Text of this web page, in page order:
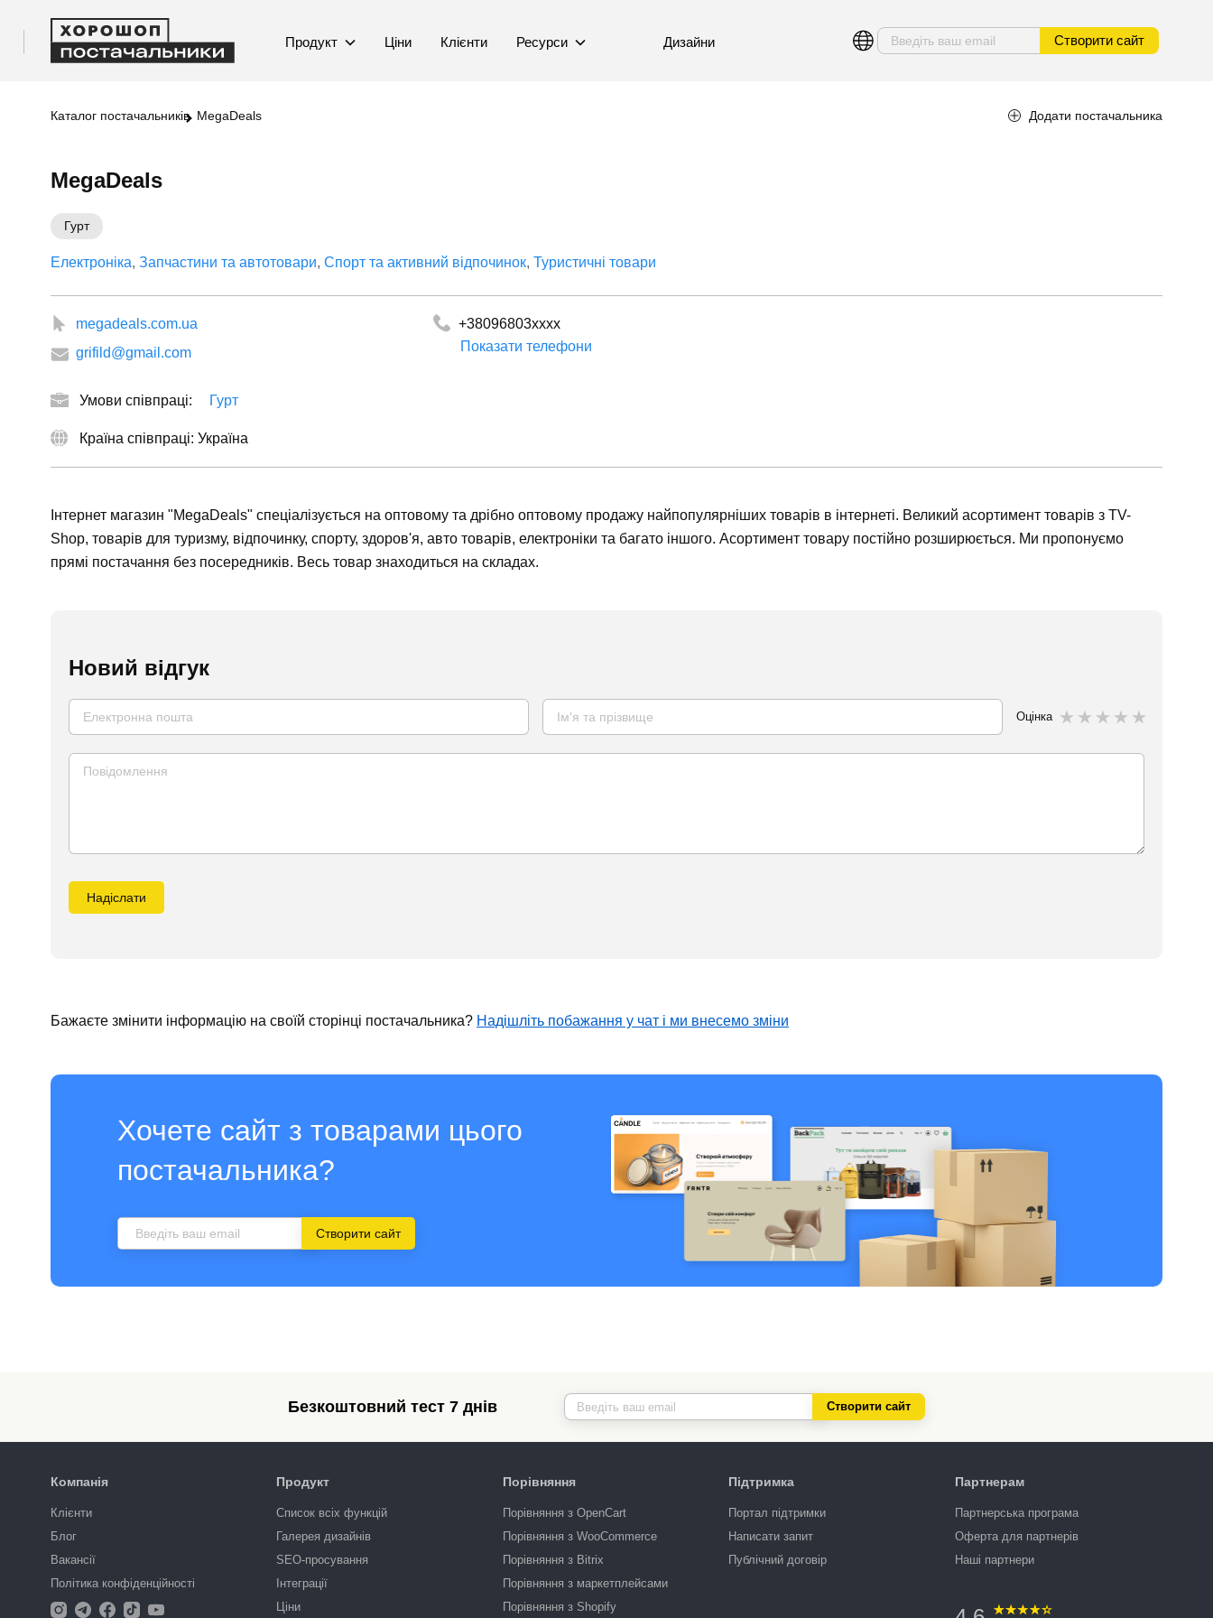
Продукт Ціни Клієнти Ресурси Дизайни Створити сайт
Каталог постачальників MegaDeals Додати постачальника
MegaDeals
Гурт
Електроніка Запчастини та автотовари Спорт та активний відпочинок Туристичні товари
megadeals.com.ua
grifild@gmail.com
+38096803xxxx
Показати телефони
Умови співпраці: Гурт
Країна співпраці: Україна
Інтернет магазин "MegaDeals" спеціалізується на оптовому та дрібно оптовому продажу найпопулярніших товарів в інтернеті. Великий асортимент товарів з TV-
Shop, товарів для туризму, відпочинку, спорту, здоров'я, авто товарів, електроніки та багато іншого. Асортимент товару постійно розширюється. Ми пропонуємо
прямі постачання без посередників. Весь товар знаходиться на складах.
Новий відгук
Оцінка
Надіслати
Бажаєте змінити інформацію на своїй сторінці постачальника? Надішліть побажання у чат і ми внесемо зміни
Хочете сайт з товарами цього
постачальника?
Створити сайт
Безкоштовний тест 7 днів Створити сайт
Компанія
Клієнти
Блог
Вакансії
Політика конфіденційності
Продукт
Список всіх функцій
Галерея дизайнів
SEO-просування
Інтеграції
Ціни
Порівняння
Порівняння з OpenCart
Порівняння з WooCommerce
Порівняння з Bitrix
Порівняння з маркетплейсами
Порівняння з Shopify
Підтримка
Портал підтримки
Написати запит
Публічний договір
Партнерам
Партнерська програма
Оферта для партнерів
Наші партнери